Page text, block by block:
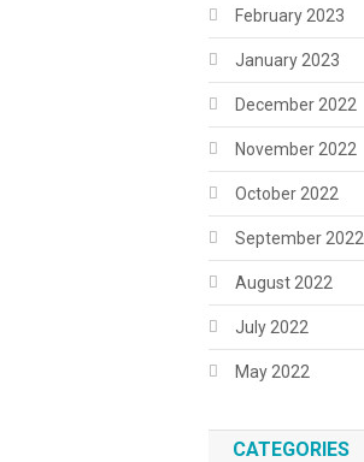
February 2023
January 2023
December 2022
November 2022
October 2022
September 2022
August 2022
July 2022
May 2022
CATEGORIES